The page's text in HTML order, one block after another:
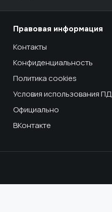
Правовая информация
Контакты
Конфиденциальность
Политика cookies
Условия использования ПД
Официально
ВКонтакте